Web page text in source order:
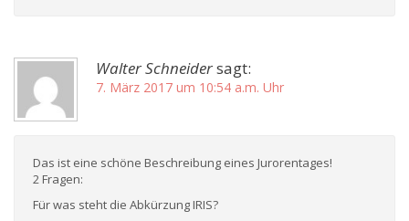
Walter Schneidersagt:
7. März 2017 um 10:54 a.m. Uhr
Das ist eine schöne Beschreibung eines Jurorentages!
2 Fragen:
Für was steht die Abkürzung IRIS?